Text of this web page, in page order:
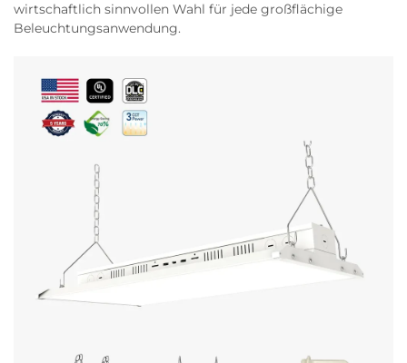
wirtschaftlich sinnvollen Wahl für jede großflächige
Beleuchtungsanwendung.